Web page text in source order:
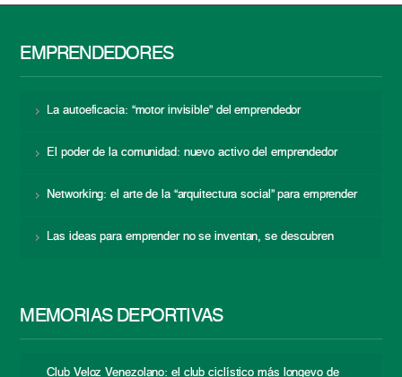
EMPRENDEDORES
La autoeficacia: “motor invisible” del emprendedor
El poder de la comunidad: nuevo activo del emprendedor
Networking: el arte de la “arquitectura social” para emprender
Las ideas para emprender no se inventan, se descubren
MEMORIAS DEPORTIVAS
Club Veloz Venezolano: el club ciclístico más longevo de